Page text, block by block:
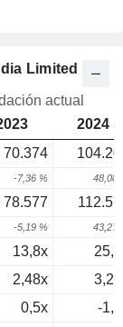
Limited
actual
2024
70.374
-7,36 % 48,08
78.577
-5,19 % 43,27
13,8x
2,48x
0,5x
-